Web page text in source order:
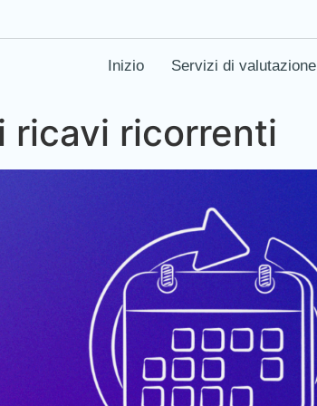
Inizio Servizi di valutazione
ricavi ricorrenti